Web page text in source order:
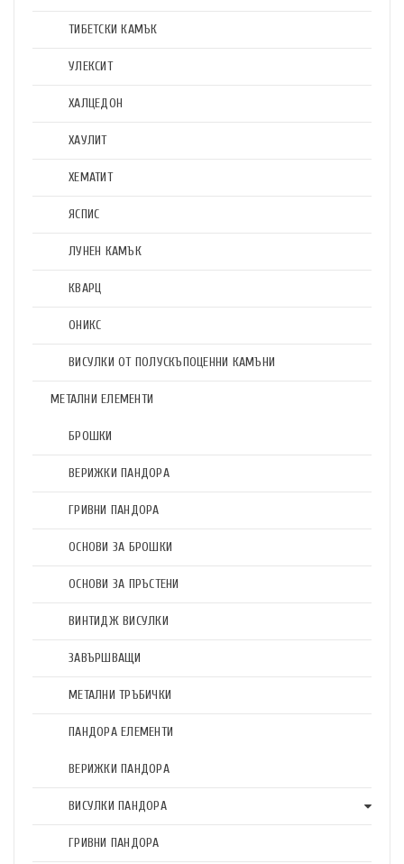
ТИБЕТСКИ КАМЪК
УЛЕКСИТ
ХАЛЦЕДОН
ХАУЛИТ
ХЕМАТИТ
ЯСПИС
ЛУНЕН КАМЪК
КВАРЦ
ОНИКС
ВИСУЛКИ ОТ ПОЛУСКЪПОЦЕННИ КАМЪНИ
МЕТАЛНИ ЕЛЕМЕНТИ
БРОШКИ
ВЕРИЖКИ ПАНДОРА
ГРИВНИ ПАНДОРА
ОСНОВИ ЗА БРОШКИ
ОСНОВИ ЗА ПРЪСТЕНИ
ВИНТИДЖ ВИСУЛКИ
ЗАВЪРШВАЩИ
МЕТАЛНИ ТРЪБИЧКИ
ПАНДОРА ЕЛЕМЕНТИ
ВЕРИЖКИ ПАНДОРА
ВИСУЛКИ ПАНДОРА
ГРИВНИ ПАНДОРА